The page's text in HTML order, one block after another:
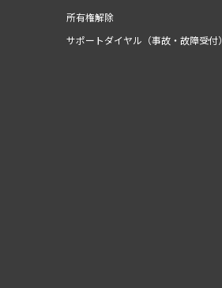
所有権解除
サポートダイヤル（事故・故障受付）